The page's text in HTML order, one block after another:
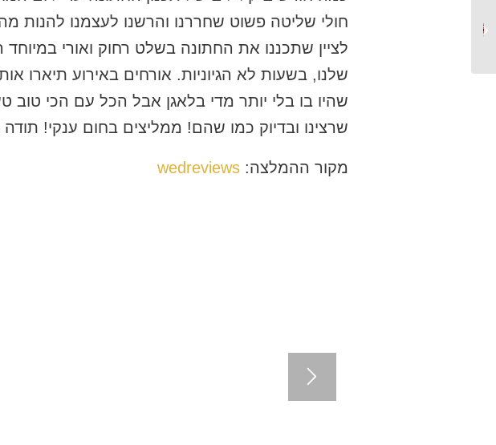
חולי שליטה פשוט שחררנו והרשנו לעצמנו להנות
לציין שתכננו את החתונה בשלט רחוק ואורי במיוחד
שלנו, בשעות לא הגיוניות. אורחים באירוע תיארו
שהיו בו בלי יותר מדי בלאגן אבל הכל עם הכי טוב
שרצינו ובדיוק כמו שהם! ממליצים בחום ענקי!
מקור ההמלצה:wedreviews
מרים ודוידי